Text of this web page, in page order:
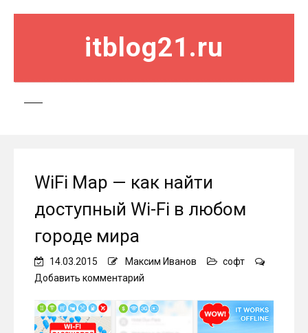
itblog21.ru
WiFi Map — как найти
доступный Wi-Fi в любом
городе мира
14.03.2015 Максим Иванов
софт
Добавить комментарий
Map
—